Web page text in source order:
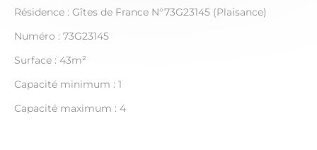
Résidence : Gîtes de France N°73G23145 (Plaisance)
Numéro : 73G23145
Surface : 43m²
Capacité minimum : 1
Capacité maximum : 4